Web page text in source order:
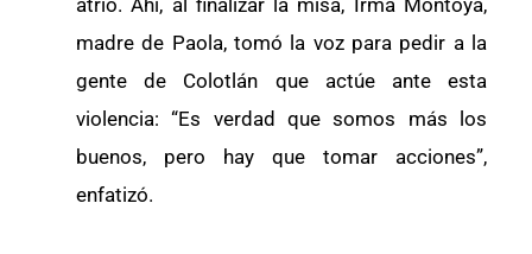
atrio. Ahí, al finalizar la misa, Irma Montoya,
madre de Paola, tomó la voz para pedir a la
gente de Colotlán que actúe ante esta
violencia: “Es verdad que somos más los
buenos, pero hay que tomar acciones”,
enfatizó.